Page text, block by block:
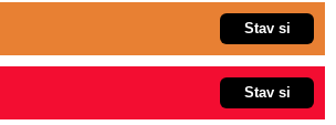
Stav si
Stav si